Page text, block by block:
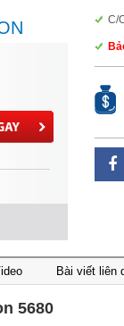
C/
Bài viết liên
5680